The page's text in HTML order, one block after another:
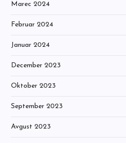
Marec 2024
Februar 2024
Januar 2024
December 2023
Oktober 2023
September 2023
Avgust 2023